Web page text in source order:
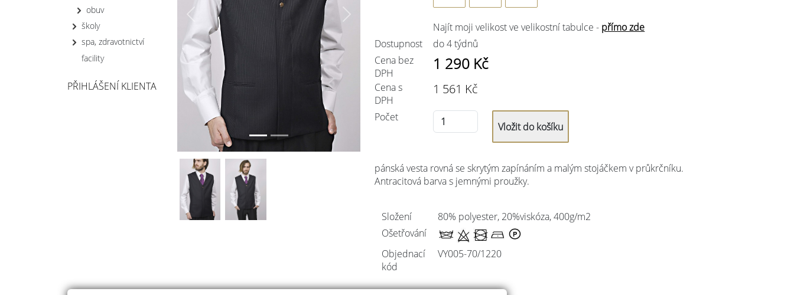
obuv
školy
spa, zdravotnictví
facility
PŘIHLÁŠENÍ KLIENTA
Previous Next
Najít moji velikost ve velikostní tabulce - přímo zde
Dostupnost
do 4 týdnů
Cena bez
DPH
1 290 Kč
Cena s
DPH
1 561 Kč
Počet
pánská vesta rovná se skrytým zapínáním a malým stojáčkem v průkrčníku.
Antracitová barva s jemnými proužky.
Složení
80% polyester, 20%viskóza, 400g/m2
Ošetřování
Objednací
kód
VY005-70/1220